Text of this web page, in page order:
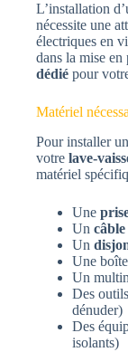
L’installation
nécessite une
électriques en
dans la mise en
dédié pour
Matériel
Pour installer
votre lave-
matériel
Une
Un
Un
Une
Un
Des
dénuder)
Des
isolants)